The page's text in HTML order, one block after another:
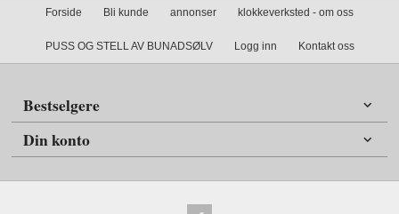
Forside Bli kunde annonser klokkeverksted - om oss
PUSS OG STELL AV BUNADSØLV Logg inn Kontakt oss
Bestselgere
Din konto